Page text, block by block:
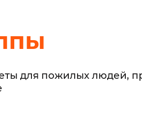
для пожилых людей,